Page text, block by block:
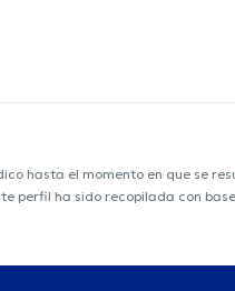
hasta el momento en que se
ha sido recopilada con